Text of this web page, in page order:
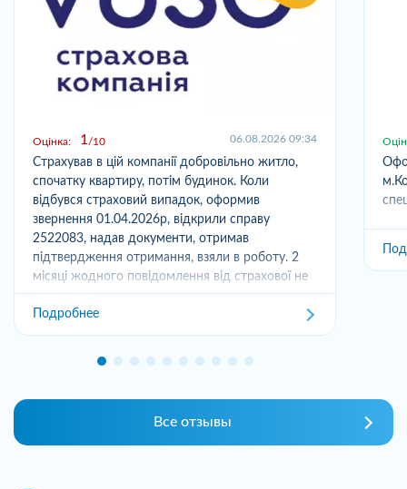
Оцінка: 1 10 06.08.2026 09:34
Страхував в цій компанії добровільно житло,
спочатку квартиру, потім будинок. Коли
відбувся страховий випадок, оформив
звернення 01.04.2026р, відкрили справу
2522083, надав документи, отримав
підтвердження отримання, взяли в роботу. 2
місяці жодного повідомлення від страхової не
отримував,...
Подробнее
Все отзывы